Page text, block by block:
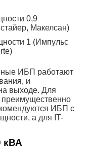
0,9
Макелсан)
1 (Импульс
ИБП работают
и
выходе. Для
преимущественно
ИБП с
а для IT-
кВА